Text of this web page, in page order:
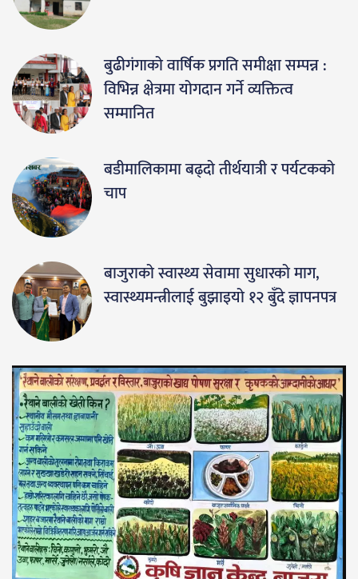
बुढीगंगाको वार्षिक प्रगति समीक्षा सम्पन्न :
विभिन्न क्षेत्रमा योगदान गर्ने व्यक्तित्व
सम्मानित
बडीमालिकामा बढ्दो तीर्थयात्री र पर्यटकको
चाप
बाजुराको स्वास्थ्य सेवामा सुधारको माग,
स्वास्थ्यमन्त्रीलाई बुझाइयो १२ बुँदे ज्ञापनपत्र